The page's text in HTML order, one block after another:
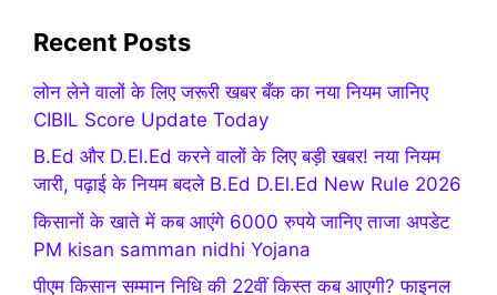
Recent Posts
लोन लेने वालों के लिए जरूरी खबर बँक का नया नियम जानिए
CIBIL Score Update Today
B.Ed और D.El.Ed करने वालों के लिए बड़ी खबर! नया नियम
जारी, पढ़ाई के नियम बदले B.Ed D.El.Ed New Rule 2026
किसानों के खाते में कब आएंगे 6000 रुपये जानिए ताजा अपडेट
PM kisan samman nidhi Yojana
पीएम किसान सम्मान निधि की 22वीं किस्त कब आएगी? फाइनल